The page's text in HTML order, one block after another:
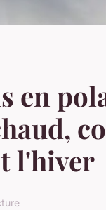
en
l'hiver